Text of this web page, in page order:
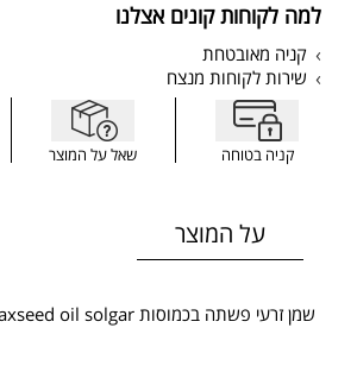
למה לקוחות קונים אצלנו
קניה מאובטחת
שירות לקוחות מנצח
קניה בטוחה שאל על המוצר
על המוצר
שמן זרעי פשתה בכמוסות Flaxseed oil solgar